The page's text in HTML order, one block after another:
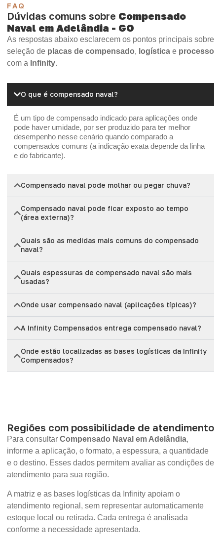
FAQ
Dúvidas comuns sobre Compensado
Naval em Adelândia - GO
As respostas abaixo esclarecem os pontos principais sobre
seleção de placas de compensado, logística e processo
com a Infinity.
O que é compensado naval?
É um tipo de compensado indicado para aplicações onde
pode haver umidade, por ser produzido para ter melhor
desempenho nesse cenário quando comparado a
compensados comuns (a indicação exata depende da linha
e do fabricante).
Compensado naval pode molhar ou pegar chuva?
Compensado naval pode ficar exposto ao tempo
(área externa)?
Quais são as medidas mais comuns do compensado
naval?
Quais espessuras de compensado naval são mais
usadas?
Onde usar compensado naval (aplicações típicas)?
A Infinity Compensados entrega compensado naval?
Onde estão localizadas as bases logísticas da Infinity
Compensados?
Regiões com possibilidade de atendimento
Para consultar Compensado Naval em Adelândia,
informe a aplicação, o formato, a espessura, a quantidade
e o destino. Esses dados permitem avaliar as condições de
atendimento para sua região.
A matriz e as bases logísticas da Infinity apoiam o
atendimento regional, sem representar automaticamente
estoque local ou retirada. Cada entrega é analisada
conforme a necessidade apresentada.